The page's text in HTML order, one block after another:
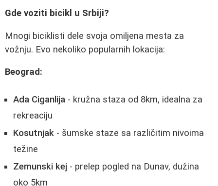
Gde voziti bicikl u Srbiji?
Mnogi biciklisti dele svoja omiljena mesta za
vožnju. Evo nekoliko popularnih lokacija:
Beograd:
Ada Ciganlija - kružna staza od 8km, idealna za
rekreaciju
Kosutnjak - šumske staze sa različitim nivoima
težine
Zemunski kej - prelep pogled na Dunav, dužina
oko 5km